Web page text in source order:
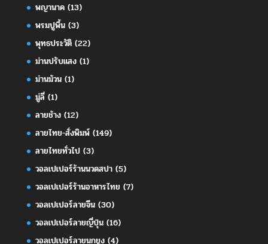
พญานาค(13)
พรมปูพื้น(3)
พุทธประวัติ(22)
ม่านปรับแสง(1)
ม่านม้วน(1)
มู่ลี่(1)
ลายช้าง(12)
ลายไทย-สั่งพิมพ์(149)
ลายไทยทั่วไป(3)
วอลเปเปอร์ร้านนวดสปา(5)
วอลเปเปอร์ร้านอาหารไทย (7)
วอลเปเปอร์ลายจีน(30)
วอลเปเปอร์ลายญี่ปุ่น(16)
วอลเปเปอร์ลายนกยูง(4)